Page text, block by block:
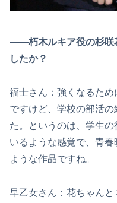
――朽木ルキア役の杉咲
したか？
福士さん：強くなるた
ですけど、学校の部活
た。というのは、学生
いるような感覚で、青
ような作品ですね。
早乙女さん：花ちゃん